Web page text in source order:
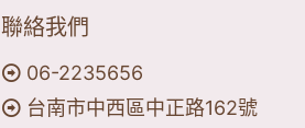
聯絡我們
06-2235656
台南市中西區中正路162號